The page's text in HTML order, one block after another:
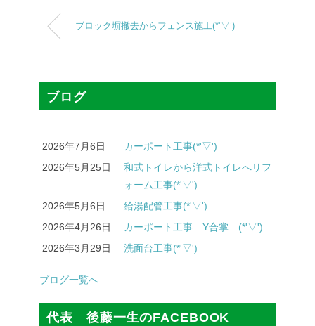
ブロック塀撤去からフェンス施工(*’▽’)
ブログ
2026年7月6日
カーポート工事(*'▽')
2026年5月25日
和式トイレから洋式トイレへリフ
ォーム工事(*'▽')
2026年5月6日
給湯配管工事(*'▽')
2026年4月26日
カーポート工事 Y合掌 (*'▽')
2026年3月29日
洗面台工事(*'▽')
ブログ一覧へ
代表 後藤一生のFACEBOOK